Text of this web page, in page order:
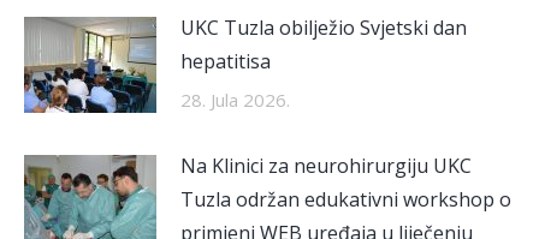
UKC Tuzla obilježio Svjetski dan
hepatitisa
28. Jula 2026.
Na Klinici za neurohirurgiju UKC
Tuzla održan edukativni workshop o
primjeni WEB uređaja u liječenju